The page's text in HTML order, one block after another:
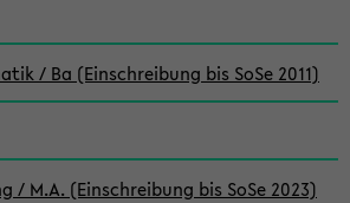
/ Ba (Einschreibung bis SoSe 2011)
M.A. (Einschreibung bis SoSe 2023)